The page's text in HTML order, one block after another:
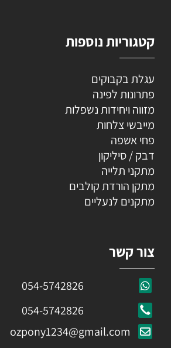
קטגוריות נוספות
עגלת בקבוקים
פתרונות לפינה
מזווה ויחידות נשפלות
מייבשי צלחות
פחי אשפה
דבק / סיליקון
מתקני תלייה
מתקן הורדת קולבים
מתקנים לנעליים
צור קשר
054-5742826
054-5742826
ozpony1234@gmail.com